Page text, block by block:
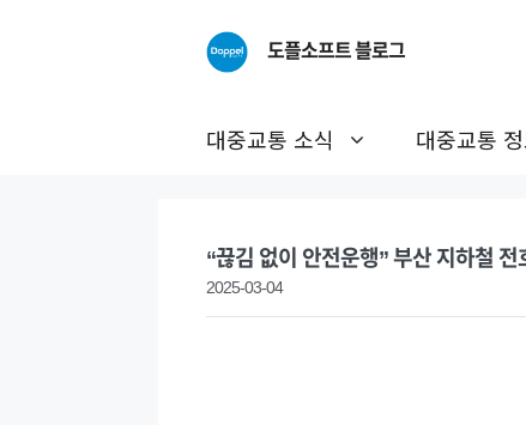
도플소프트 블로그
대중교통 소식 대중교통
“끊김 없이 안전운행” 부산 지하철
2025-03-04